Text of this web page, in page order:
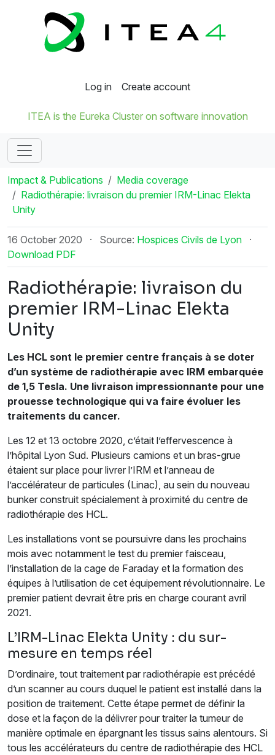
Log in Create account
ITEA is the Eureka Cluster on software innovation
Impact & Publications
Media coverage
Radiothérapie: livraison du premier IRM-Linac Elekta
Unity
16 October 2020 · Source: Hospices Civils de Lyon
·
Download PDF
Radiothérapie: livraison du
premier IRM-Linac Elekta
Unity
Les HCL sont le premier centre français à se doter
d’un système de radiothérapie avec IRM embarquée
de 1,5 Tesla. Une livraison impressionnante pour une
prouesse technologique qui va faire évoluer les
traitements du cancer.
Les 12 et 13 octobre 2020, c’était l’effervescence à
l’hôpital Lyon Sud. Plusieurs camions et un bras-grue
étaient sur place pour livrer l’IRM et l’anneau de
l’accélérateur de particules (Linac), au sein du nouveau
bunker construit spécialement à proximité du centre de
radiothérapie des HCL.
Les installations vont se poursuivre dans les prochains
mois avec notamment le test du premier faisceau,
l’installation de la cage de Faraday et la formation des
équipes à l’utilisation de cet équipement révolutionnaire. Le
premier patient devrait être pris en charge courant avril
2021.
L’IRM-Linac Elekta Unity : du sur-
mesure en temps réel
D’ordinaire, tout traitement par radiothérapie est précédé
d’un scanner au cours duquel le patient est installé dans la
position de traitement. Cette étape permet de définir la
dose et la façon de la délivrer pour traiter la tumeur de
manière optimale en épargnant les tissus sains alentours. Si
tous les accélérateurs du centre de radiothérapie des HCL